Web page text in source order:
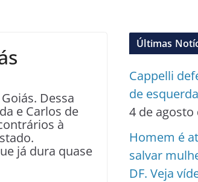
Dessa
e Carlos de
à
já dura quase
Últimas
Cappelli
de
4 de agosto
Homem é
salvar
DF. Veja